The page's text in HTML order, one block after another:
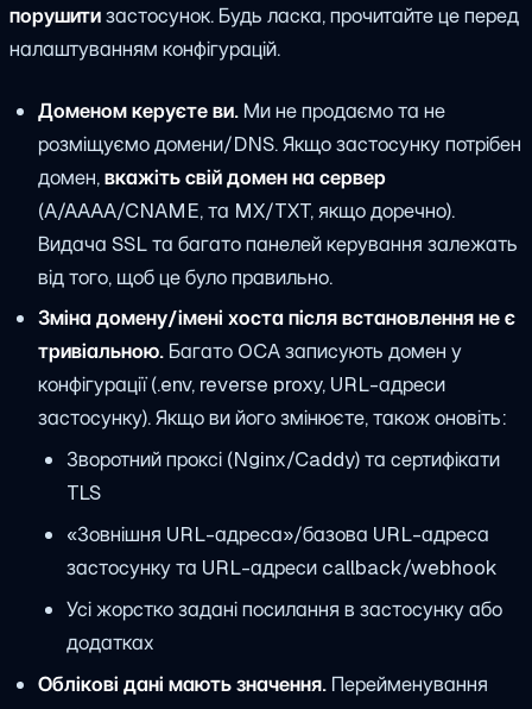
порушитизастосунок. Будь ласка, прочитайте це перед
налаштуванням конфігурацій.
Доменом керуєте ви.Ми не продаємо та не
розміщуємо домени/DNS. Якщо застосунку потрібен
домен,вкажіть свій домен на сервер
(A/AAAA/CNAME, та MX/TXT, якщо доречно).
Видача SSL та багато панелей керування залежать
від того, щоб це було правильно.
Зміна домену/імені хоста після встановлення не є
тривіальною.Багато OCA записують домен у
конфігурації (.env, reverse proxy, URL-адреси
застосунку). Якщо ви його змінюєте, також оновіть:
Зворотний проксі (Nginx/Caddy) та сертифікати
TLS
«Зовнішня URL-адреса»/базова URL-адреса
застосунку та URL-адреси callback/webhook
Усі жорстко задані посилання в застосунку або
додатках
Облікові дані мають значення.Перейменування